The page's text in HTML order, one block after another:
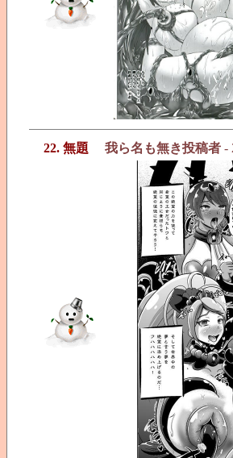
22. 無題 我ら名も無き投稿者 -